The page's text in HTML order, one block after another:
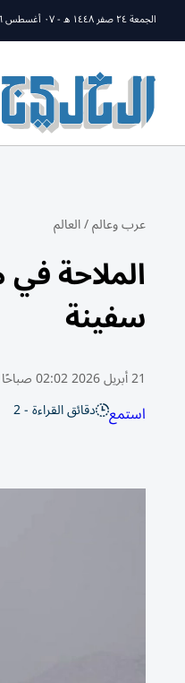
الجمعة ٢٤ صفر ١٤٤٨ ه - ٠٧ أغسطس ٢٠٢٦
عرب وعالم/العالم
الملاحة
سفينة
21 أبريل 2026 02:02 صباحًا
استمع دقائق القراءة - 2